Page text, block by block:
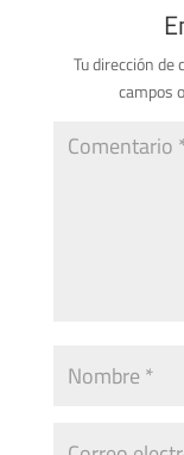
Tu dirección de
campos